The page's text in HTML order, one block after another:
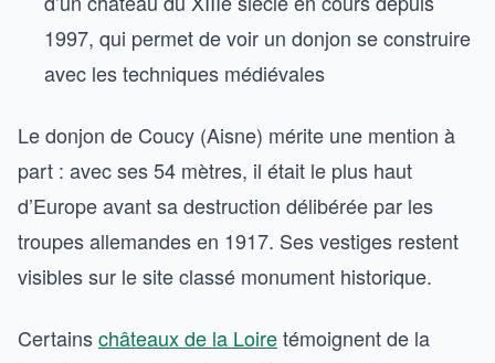
1997, qui permet de voir un donjon se construire
avec les techniques médiévales
Le donjon de Coucy (Aisne) mérite une mention à
part : avec ses 54 mètres, il était le plus haut
d’Europe avant sa destruction délibérée par les
troupes allemandes en 1917. Ses vestiges restent
visibles sur le site classé monument historique.
Certainschâteaux de la Loiretémoignent de la